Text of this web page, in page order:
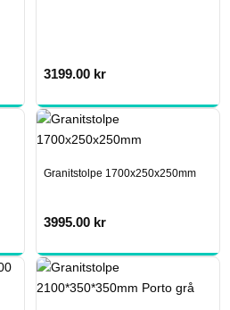
3199.00 kr
Granitstolpe 1700x250x250mm
3995.00 kr